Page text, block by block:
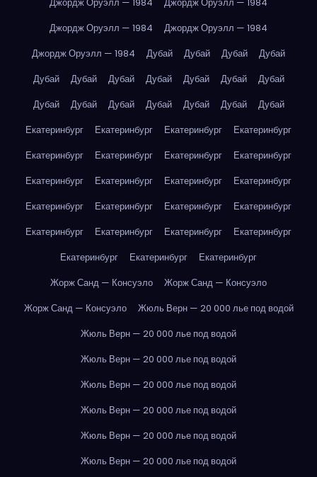
Джордж Оруэлл — 1984
Джордж Оруэлл — 1984
Джордж Оруэлл — 1984
Дубай Дубай Дубай
Дубай
Дубай
Дубай Дубай Дубай Дубай Дубай
Дубай
Дубай
Дубай Дубай Дубай Дубай Дубай
Дубай
Екатеринбург
Екатеринбург Екатеринбург
Екатеринбург
Екатеринбург
Екатеринбург Екатеринбург
Екатеринбург
Екатеринбург
Екатеринбург Екатеринбург
Екатеринбург
Екатеринбург
Екатеринбург Екатеринбург
Екатеринбург
Екатеринбург
Екатеринбург Екатеринбург
Екатеринбург
Екатеринбург
Екатеринбург
Екатеринбург
Жорж Санд — Консуэло
Жорж Санд — Консуэло
Жорж Санд — Консуэло
Жюль Верн — 20 000 лье под водой
Жюль Верн — 20 000 лье под водой
Жюль Верн — 20 000 лье под водой
Жюль Верн — 20 000 лье под водой
Жюль Верн — 20 000 лье под водой
Жюль Верн — 20 000 лье под водой
Жюль Верн — 20 000 лье под водой